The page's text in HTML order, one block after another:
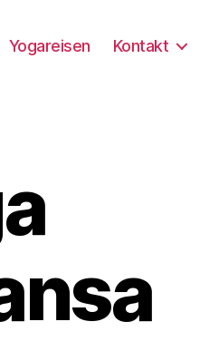
Yogareisen Kontakt